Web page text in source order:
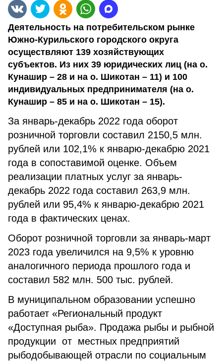
Деятельность на потребительском рынке
Южно-Курильского городского округа
осуществляют 139 хозяйствующих
субъектов. Из них 39 юридических лиц (на о.
Кунашир – 28 и на о. Шикотан – 11) и 100
индивидуальных предпринимателя (на о.
Кунашир – 85 и на о. Шикотан – 15).
За январь-декабрь 2022 года оборот
розничной торговли составил 2150,5 млн.
рублей или 102,1% к январю-декабрю 2021
года в сопоставимой оценке. Объем
реализации платных услуг за январь-
декабрь 2022 года составил 263,9 млн.
рублей или 95,4% к январю-декабрю 2021
года в фактических ценах.
Оборот розничной торговли за январь-март
2023 года увеличился на 9,5% к уровню
аналогичного периода прошлого года и
составил 582 млн. 500 тыс. рублей.
В муниципальном образовании успешно
работает «Региональный продукт
«Доступная рыба». Продажа рыбы и рыбной
продукции от местных предприятий
рыбодобывающей отрасли по социальным